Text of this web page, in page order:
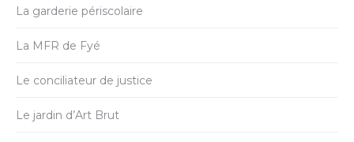
La garderie périscolaire
La MFR de Fyé
Le conciliateur de justice
Le jardin d’Art Brut